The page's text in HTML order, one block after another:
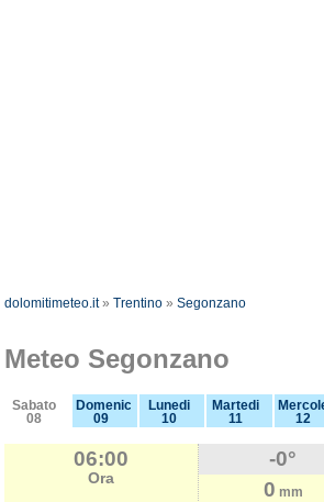
dolomitimeteo.it»Trentino »Segonzano
Meteo Segonzano
Sabato
08
Domenica
09
Lunedi
10
Martedi
11
12
06:00
Ora
-0°
0 mm